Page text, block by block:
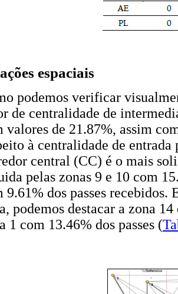
espaciais
podemos verificar
de centralidade de
valores de 21.87%, assim
à centralidade de
central (CC) é o mais
pelas zonas 9 e 10 com
9.61% dos passes
podemos destacar a zona
1 com 13.46% dos passes (